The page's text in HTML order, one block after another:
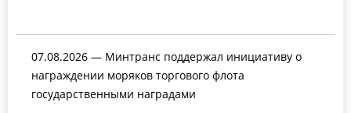
07.08.2026 — Минтранс поддержал инициативу о
награждении моряков торгового флота
государственными наградами